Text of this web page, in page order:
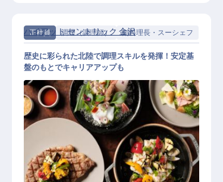
正社員 調理（調理師） 副料理長・スーシェフ
洋食調理・スーシェフ│大手外資系
／月給30万～／髪色自由／完全週休
ハイアット セントリック 金沢
歴史に彩られた北陸で調理スキルを発揮！安定基
盤のもとでキャリアアップも